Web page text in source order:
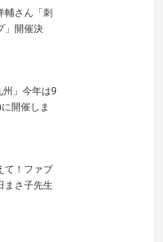
輔さん「刺
」開催決
州」今年は9
開催しま
て！ファブ
まさ子先生